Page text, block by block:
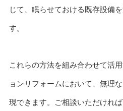
じて、眠らせておける既存設備
す。
これらの方法を組み合わせて活
ョンリフォームにおいて、無理
現できます。ご相談いただけれ